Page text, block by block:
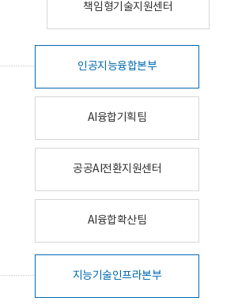
책임형기술지원센터
인공지능융합본부
AI융합기획팀
공공AI전환지원센터
AI융합확산팀
지능기술인프라본부